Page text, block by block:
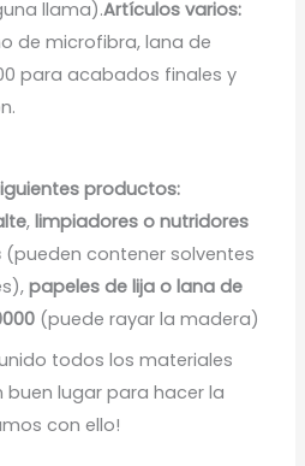
llama).Artículos varios:
de microfibra, lana de
para acabados finales y
productos:
,limpiadores o nutridores
(pueden contener solventes
papeles de lija o lana de
(puede rayar la madera)
todos los materiales
lugar para hacer la
con ello!